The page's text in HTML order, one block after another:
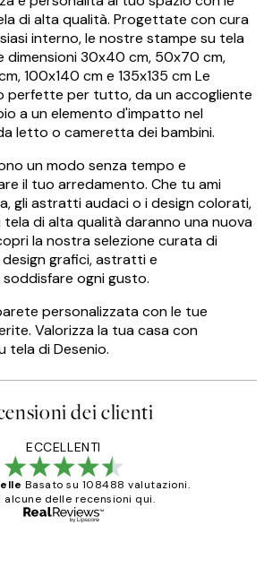
di alta qualità. Progettate con cura
interno, le nostre stampe su tela
dimensioni 30x40 cm, 50x70 cm,
100x140 cm e 135x135 cm Le
perfette per tutto, da un accogliente
a un elemento d'impatto nel
letto o cameretta dei bambini.
un modo senza tempo e
il tuo arredamento. Che tu ami
gli astratti audaci o i design colorati,
di alta qualità daranno una nuova
la nostra selezione curata di
grafici, astratti e
ogni gusto.
personalizzata con le tue
Valorizza la tua casa con
tela di Desenio.
dei clienti
ECCELLENTI
Basato su 108488 valutazioni.
alcune delle recensioni qui.